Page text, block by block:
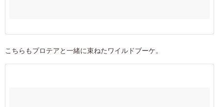
こちらもプロテアと一緒に束ねたワイルドブーケ。